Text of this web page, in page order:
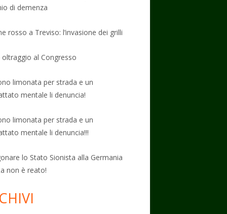
di demenza
rosso a Treviso: l’invasione dei grilli
oltraggio al Congresso
limonata per strada e un
mentale li denuncia!
limonata per strada e un
mentale li denuncia!!!
lo Stato Sionista alla Germania
non è reato!